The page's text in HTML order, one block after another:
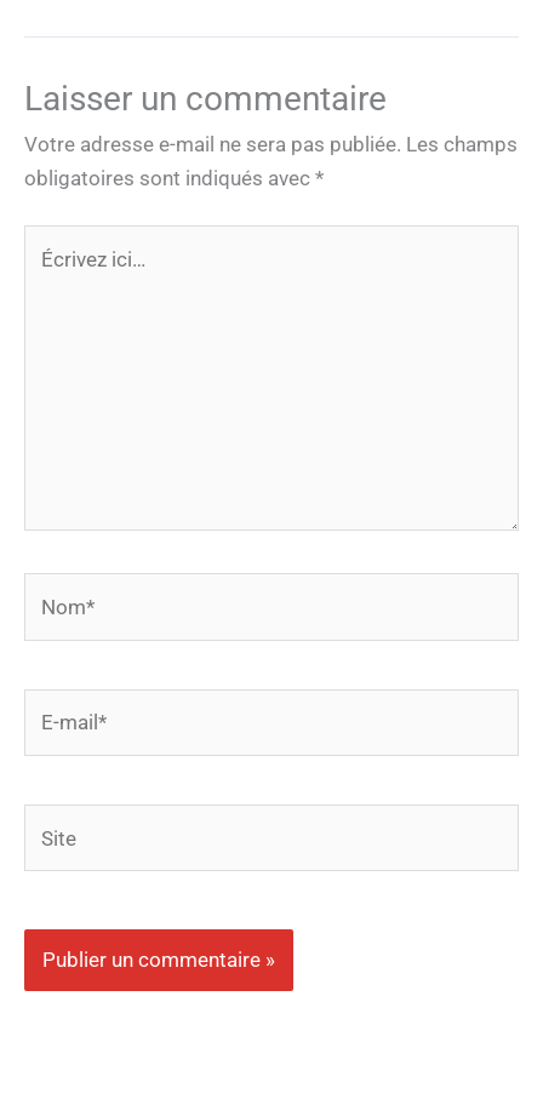
Laisser un commentaire
Votre adresse e-mail ne sera pas publiée. Les champs
obligatoires sont indiqués avec *